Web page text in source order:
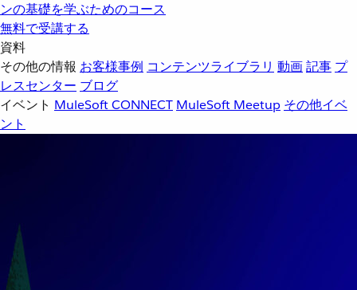
ンの基礎を学ぶためのコース
無料で受講する
資料
その他の情報 お客様事例 コンテンツライブラリ 動画記事 プ
レスセンター ブログ
イベント MuleSoft CONNECT MuleSoft Meetup その他イベ
ント